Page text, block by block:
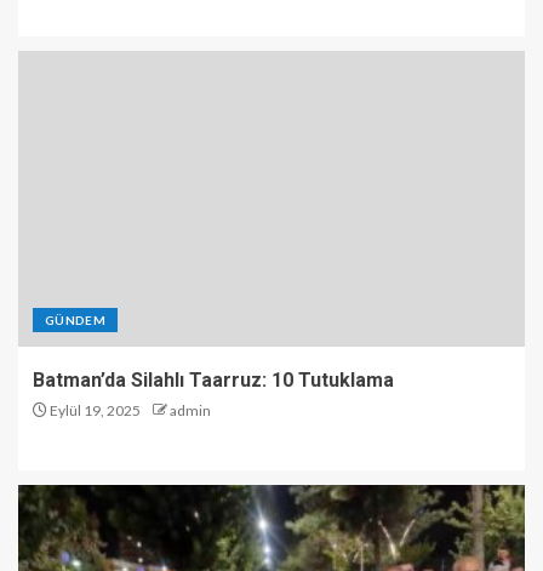
GÜNDEM
Batman’da Silahlı Taarruz: 10 Tutuklama
Eylül 19, 2025 admin